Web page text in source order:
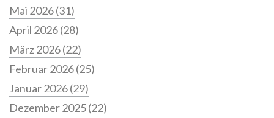
Mai 2026(31)
April 2026(28)
März 2026(22)
Februar 2026(25)
Januar 2026(29)
Dezember 2025(22)